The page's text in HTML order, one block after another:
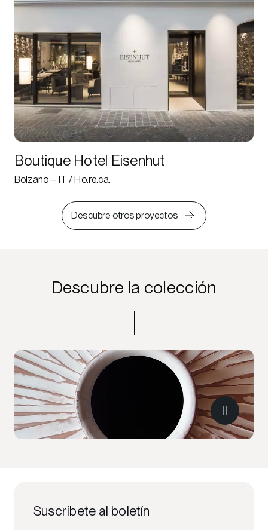
Boutique Hotel Eisenhut
Bolzano – IT / Ho.re.ca.
Descubre otros proyectos
Descubre la colección
Suscríbete al boletín